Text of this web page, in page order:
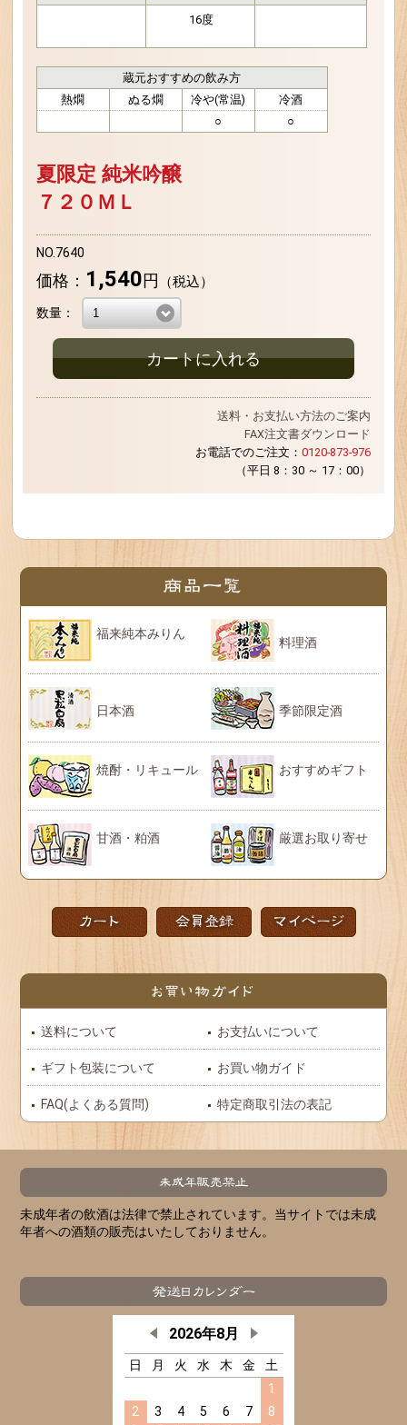
16度
蔵元おすすめの飲み方
熱燗
ぬる燗 冷や(常温)
冷酒
○
○
夏限定 純米吟醸
７２０ＭＬ
NO.7640
価格： 1,540円 （税込）
数量：
カートに入れる
送料・お支払い方法のご案内
FAX注文書ダウンロード
お電話でのご注文：0120-873-976
（平日 8：30 ～ 17：00）
福来純本みりん
料理酒
日本酒 季節限定酒
焼酎・リキュール おすすめギフト
甘酒・粕酒 厳選お取り寄せ
送料について お支払いについて
ギフト包装について お買い物ガイド
FAQ(よくある質問) 特定商取引法の表記
未成年者の飲酒は法律で禁止されています。当サイトでは未成
年者への酒類の販売はいたしておりません。
2026年8月
日 月 火 水 木 金
土
1
2
3 4 5 6 7
8